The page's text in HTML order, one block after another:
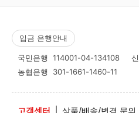
입금 은행안내
국민은행 114001-04-134108
농협은행 301-1661-1460-11
고객센터 상품/배송/변경 문의